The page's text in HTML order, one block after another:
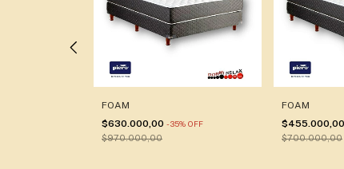
FOAM
$630.000,00 -35% OFF
$970.000,00
FOAM
$455.000,00
$700.000,00